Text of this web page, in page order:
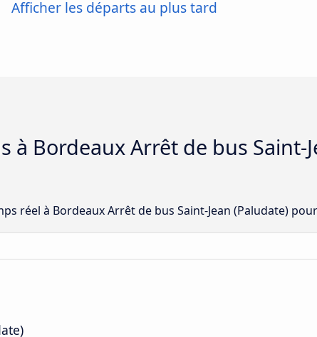
Afficher les départs au plus tard
à Bordeaux Arrêt de bus Saint-
réel à Bordeaux Arrêt de bus Saint-Jean (Paludate)